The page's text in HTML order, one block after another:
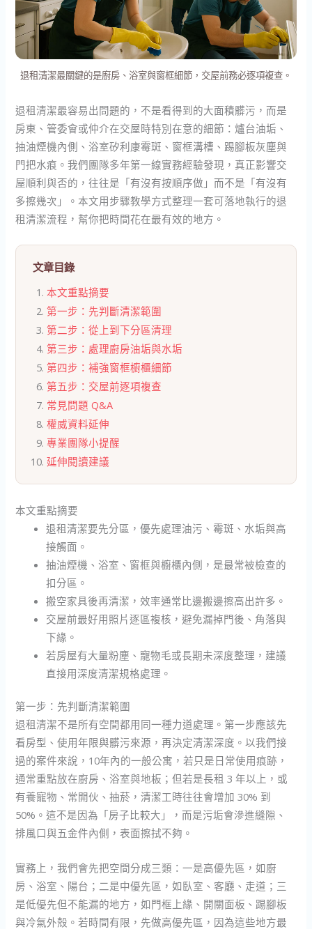
退租清潔最關鍵的是廚房、浴室與窗框細節，交屋前務必逐項複查。
退租清潔最容易出問題的，不是看得到的大面積髒污，而是
房東、管委會或仲介在交屋時特別在意的細節：爐台油垢、
抽油煙機內側、浴室矽利康霉斑、窗框溝槽、踢腳板灰塵與
門把水痕。我們團隊多年第一線實務經驗發現，真正影響交
屋順利與否的，往往是「有沒有按順序做」而不是「有沒有
多擦幾次」。本文用步驟教學方式整理一套可落地執行的退
租清潔流程，幫你把時間花在最有效的地方。
文章目錄
本文重點摘要
第一步：先判斷清潔範圍
第二步：從上到下分區清理
第三步：處理廚房油垢與水垢
第四步：補強窗框櫥櫃細節
第五步：交屋前逐項複查
常見問題 Q&A
權威資料延伸
專業團隊小提醒
延伸閱讀建議
本文重點摘要
退租清潔要先分區，優先處理油污、霉斑、水垢與高
接觸面。
抽油煙機、浴室、窗框與櫥櫃內側，是最常被檢查的
扣分區。
搬空家具後再清潔，效率通常比邊搬邊擦高出許多。
交屋前最好用照片逐區複核，避免漏掉門後、角落與
下緣。
若房屋有大量粉塵、寵物毛或長期未深度整理，建議
直接用深度清潔規格處理。
第一步：先判斷清潔範圍
退租清潔不是所有空間都用同一種力道處理。第一步應該先
看房型、使用年限與髒污來源，再決定清潔深度。以我們接
過的案件來說，10年內的一般公寓，若只是日常使用痕跡，
通常重點放在廚房、浴室與地板；但若是長租 3 年以上，或
有養寵物、常開伙、抽菸，清潔工時往往會增加 30% 到
50%。這不是因為「房子比較大」，而是污垢會滲進縫隙、
排風口與五金件內側，表面擦拭不夠。
實務上，我們會先把空間分成三類：一是高優先區，如廚
房、浴室、陽台；二是中優先區，如臥室、客廳、走道；三
是低優先但不能漏的地方，如門框上緣、開關面板、踢腳板
與冷氣外殼。若時間有限，先做高優先區，因為這些地方最